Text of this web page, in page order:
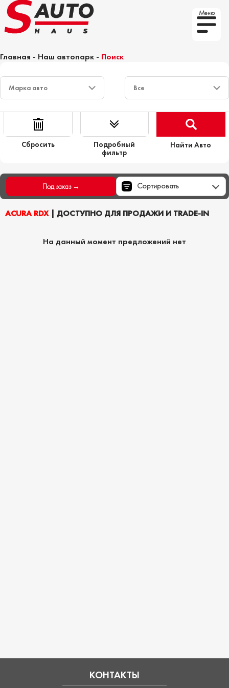
Меню
Главная - Наш автопарк - Поиск
Сбросить
Подробный
фильтр
Найти Авто
ACURA RDX| ДОСТУПНО ДЛЯ ПРОДАЖИ И TRADE-IN
Под заказ → Сортировать
На данный момент предложений нет
КОНТАКТЫ